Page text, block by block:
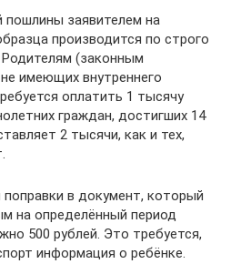
пошлины заявителем на
производится по строго
(законным
имеющих внутреннего
оплатить 1 тысячу
граждан, достигших 14
2 тысячи, как и тех,
в документ, который
на определённый период
500 рублей. Это требуется,
информация о ребёнке.